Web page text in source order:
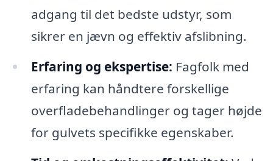
adgang til det bedste udstyr, som
sikrer en jævn og effektiv afslibning.
Erfaring og ekspertise: Fagfolk med
erfaring kan håndtere forskellige
overfladebehandlinger og tager højde
for gulvets specifikke egenskaber.